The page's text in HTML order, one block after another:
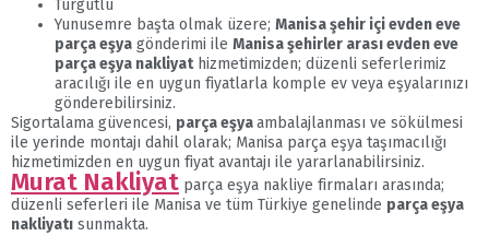
Turgutlu
Yunusemre başta olmak üzere; Manisa şehir içi evden eve
parça eşya gönderimi ile Manisa şehirler arası evden eve
parça eşya nakliyathizmetimizden; düzenli seferlerimiz
aracılığı ile en uygun fiyatlarla komple ev veya eşyalarınızı
gönderebilirsiniz.
Sigortalama güvencesi, parça eşyaambalajlanması ve sökülmesi
ile yerinde montajı dahil olarak; Manisa parça eşya taşımacılığı
hizmetimizden en uygun fiyat avantajı ile yararlanabilirsiniz.
Murat Nakliyat parça eşya nakliye firmaları arasında;
düzenli seferleri ile Manisa ve tüm Türkiye genelinde parça eşya
nakliyatı sunmakta.